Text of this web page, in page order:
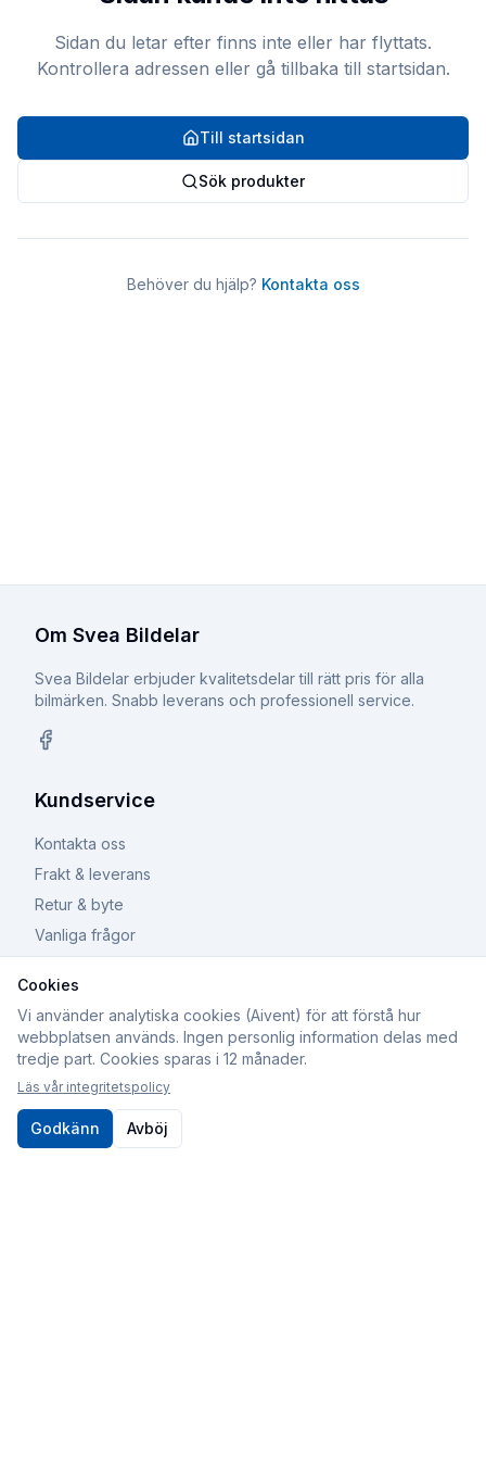
Sidan du letar efter finns inte eller har flyttats.
Kontrollera adressen eller gå tillbaka till startsidan.
Till startsidan
Sök produkter
Behöver du hjälp? Kontakta oss
Om Svea Bildelar
Svea Bildelar erbjuder kvalitetsdelar till rätt pris för alla
bilmärken. Snabb leverans och professionell service.
Kundservice
Kontakta oss
Frakt & leverans
Retur & byte
Vanliga frågor
Information
Köpvillkor
Integritetspolicy
Cookies
Om oss
Cookies
Vi använder analytiska cookies (Aivent) för att förstå hur
webbplatsen används. Ingen personlig information delas med
tredje part. Cookies sparas i 12 månader.
Läs vår integritetspolicy
Godkänn Avböj